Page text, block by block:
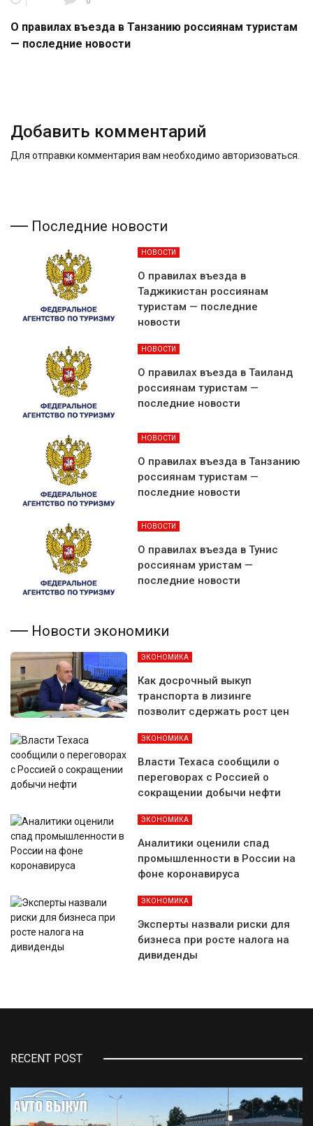
О правилах въезда в Танзанию россиянам туристам
— последние новости
Добавить комментарий
Для отправки комментария вам необходимо авторизоваться.
Последние новости
НОВОСТИ
О правилах въезда в
Таджикистан россиянам
туристам — последние
новости
НОВОСТИ
О правилах въезда в Таиланд
россиянам туристам —
последние новости
НОВОСТИ
О правилах въезда в Танзанию
россиянам туристам —
последние новости
НОВОСТИ
О правилах въезда в Тунис
россиянам уристам —
последние новости
Новости экономики
ЭКОНОМИКА
Как досрочный выкуп
транспорта в лизинге
позволит сдержать рост цен
ЭКОНОМИКА
Власти Техаса сообщили о
переговорах с Россией о
сокращении добычи нефти
ЭКОНОМИКА
Аналитики оценили спад
промышленности в России на
фоне коронавируса
ЭКОНОМИКА
Эксперты назвали риски для
бизнеса при росте налога на
дивиденды
RECENT POST